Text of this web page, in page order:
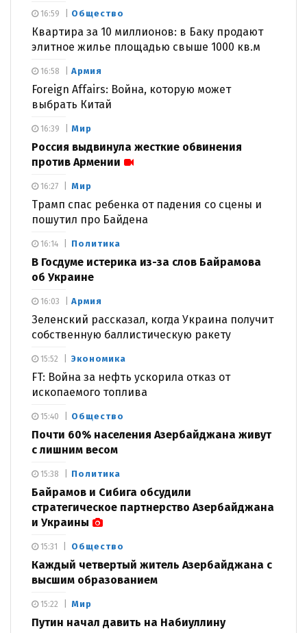
Общество
Квартира за 10 миллионов: в Баку продают
элитное жилье площадью свыше 1000 кв.м
16:59
Армия
Foreign Affairs: Война, которую может
выбрать Китай
16:58
Мир
Россия выдвинула жесткие обвинения
против Армении
16:39
Мир
Трамп спас ребенка от падения со сцены и
пошутил про Байдена
16:27
Политика
В Госдуме истерика из-за слов Байрамова
об Украине
16:14
Армия
Зеленский рассказал, когда Украина получит
собственную баллистическую ракету
16:03
Экономика
FT: Война за нефть ускорила отказ от
ископаемого топлива
15:52
Общество
Почти 60% населения Азербайджана живут
с лишним весом
15:40
Политика
Байрамов и Сибига обсудили
стратегическое партнерство Азербайджана
и Украины
15:38
Общество
Каждый четвертый житель Азербайджана с
высшим образованием
15:31
Мир
Путин начал давить на Набиуллину
15:22